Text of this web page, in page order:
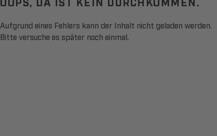
Aufgrund eines Fehlers kann der Inhalt nicht geladen werden.
Bitte versuche es später noch einmal.